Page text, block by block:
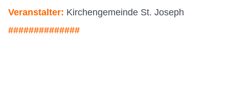
Veranstalter: Kirchengemeinde St. Joseph
##############